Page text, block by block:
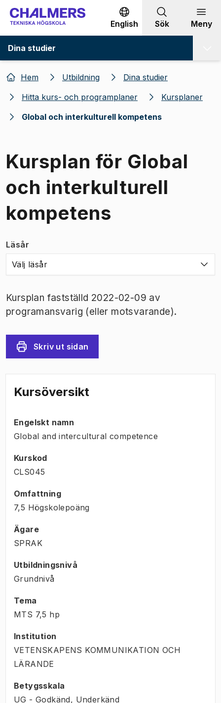
Gå till innehållet
English Sök Meny
Dina studier
Hem Utbildning
Dina studier
Hitta kurs- och programplaner
Kursplaner
Global och interkulturell kompetens
Kursplan för Global
och interkulturell
kompetens
Läsår
Välj läsår
Kursplan fastställd 2022-02-09 av
programansvarig (eller motsvarande).
Skriv ut sidan
Kursöversikt
Engelskt namn
Global and intercultural competence
Kurskod
CLS045
Omfattning
7,5 Högskolepoäng
Ägare
SPRAK
Utbildningsnivå
Grundnivå
Tema
MTS 7,5 hp
Institution
VETENSKAPENS KOMMUNIKATION OCH
LÄRANDE
Betygsskala
UG - Godkänd, Underkänd